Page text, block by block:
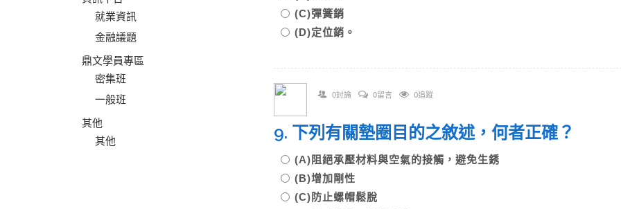
就業資訊
金融議題
鼎文學員專區
密集班
一般班
其他
其他
(C)彈簧銷
(D)定位銷。
0討論 0留言 0追蹤
9. 下列有關墊圈目的之敘述，何者正確？
(A)阻絕承壓材料與空氣的接觸，避免生銹
(B)增加剛性
(C)防止螺帽鬆脫